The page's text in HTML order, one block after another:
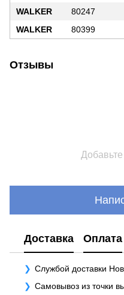
WALKER
80247
WALKER
80399
Отзывы
Доставка Оплата
Службой доставки
Самовывоз из точки